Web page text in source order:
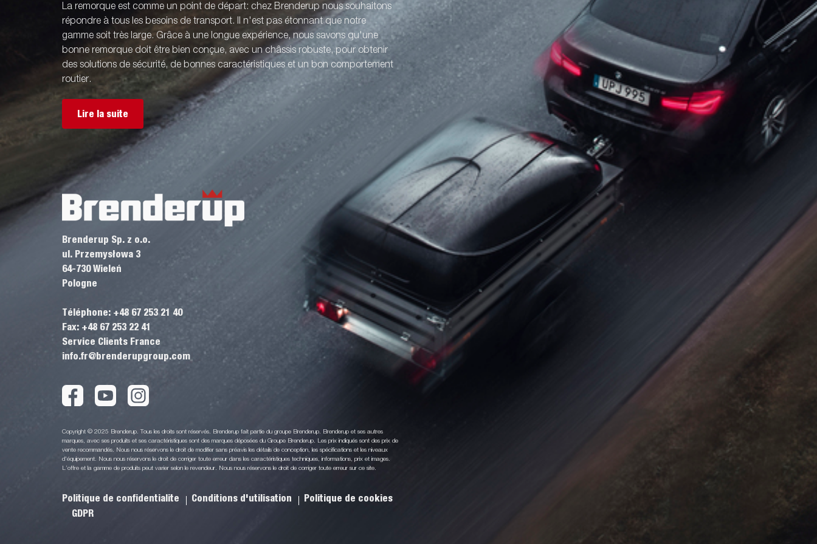
La remorque est comme un point de départ: chez Brenderup nous souhaitons
répondre à tous les besoins de transport. Il n'est pas étonnant que notre
gamme soit très large. Grâce à une longue expérience, nous savons qu'une
bonne remorque doit être bien conçue, avec un châssis robuste, pour obtenir
des solutions de sécurité, de bonnes caractéristiques et un bon comportement
routier.
Lire la suite
Brenderup Sp. z o.o.
ul. Przemysłowa 3
64-730 Wieleń
Pologne
Téléphone: +48 67 253 21 40
Fax: +48 67 253 22 41
Service Clients France
info.fr@brenderupgroup.com
Copyright © 2025 Brenderup. Tous les droits sont réservés. Brenderup fait partie du groupe Brenderup. Brenderup et ses autres
marques, avec ses produits et ses caractéristiques sont des marques déposées du Groupe Brenderup. Les prix indiqués sont des prix de
vente recommandés. Nous nous réservons le droit de modifier sans préavis les détails de conception, les spécifications et les niveaux
d'équipement. Nous nous réservons le droit de corriger toute erreur dans les caractéristiques techniques, informations, prix et images.
L’offre et la gamme de produits peut varier selon le revendeur. Nous nous réservons le droit de corriger toute erreur sur ce site.
Politique de confidentialite Conditions d'utilisation
Politique de cookies
GDPR